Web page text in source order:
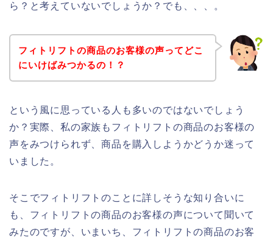
ら？と考えていないでしょうか？でも、、、。
フィトリフトの商品のお客様の声ってどこ
にいけばみつかるの！？
という風に思っている人も多いのではないでしょう
か？実際、私の家族もフィトリフトの商品のお客様の
声をみつけられず、商品を購入しようかどうか迷って
いました。
そこでフィトリフトのことに詳しそうな知り合いに
も、フィトリフトの商品のお客様の声について聞いて
みたのですが、いまいち、フィトリフトの商品のお客